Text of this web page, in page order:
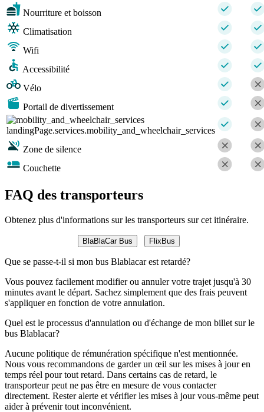
Nourriture et boisson
Climatisation
Wifi
Accessibilité
Vélo
Portail de divertissement
landingPage.services.mobility_and_wheelchair_services
Zone de silence
Couchette
FAQ des transporteurs
Obtenez plus d'informations sur les transporteurs sur cet itinéraire.
BlaBlaCar Bus FlixBus
Que se passe-t-il si mon bus Blablacar est retardé?
Vous pouvez facilement modifier ou annuler votre trajet jusqu'à 30
minutes avant le départ. Sachez simplement que des frais peuvent
s'appliquer en fonction de votre annulation.
Quel est le processus d'annulation ou d'échange de mon billet sur le
bus Blablacar?
Aucune politique de rémunération spécifique n'est mentionnée.
Nous vous recommandons de garder un œil sur les mises à jour en
temps réel pour tout retard. Dans certains cas de retard, le
transporteur peut ne pas être en mesure de vous contacter
directement. Rester alerte et vérifier les mises à jour vous-même peut
aider à prévenir tout inconvénient.